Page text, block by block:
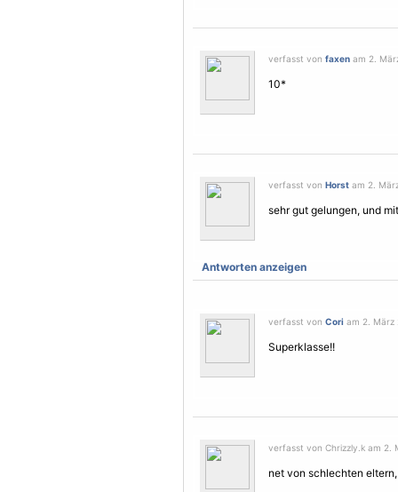
verfasst von faxen am 2.
10*
verfasst von Horst am 2.
sehr gut gelungen, und
Antworten anzeigen
verfasst von Cori am 2. März
Superklasse!!
verfasst von Chrizzly.k am 2.
net von schlechten